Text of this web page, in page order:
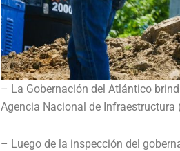
– La Gobernación del Atlántico
Agencia Nacional de
– Luego de la inspección del